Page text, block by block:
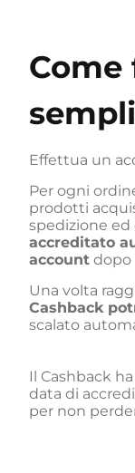
Come
Effettua un
Per ogni
prodotti
spedizione
accreditato
account dopo
Una volta
Cashback
scalato
Il Cashback
data di
per non